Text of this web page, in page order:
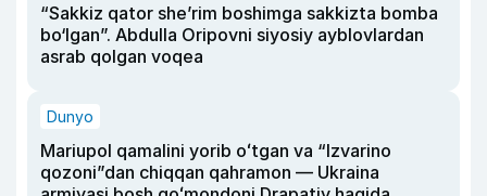
“Sakkiz qator she’rim boshimga sakkizta bomba
bo‘lgan”. Abdulla Oripovni siyosiy ayblovlardan
asrab qolgan voqea
Dunyo
Mariupol qamalini yorib oʻtgan va “Izvarino
qozoni”dan chiqqan qahramon — Ukraina